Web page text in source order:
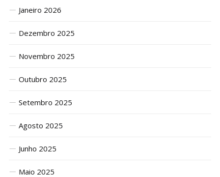
Janeiro 2026
Dezembro 2025
Novembro 2025
Outubro 2025
Setembro 2025
Agosto 2025
Junho 2025
Maio 2025